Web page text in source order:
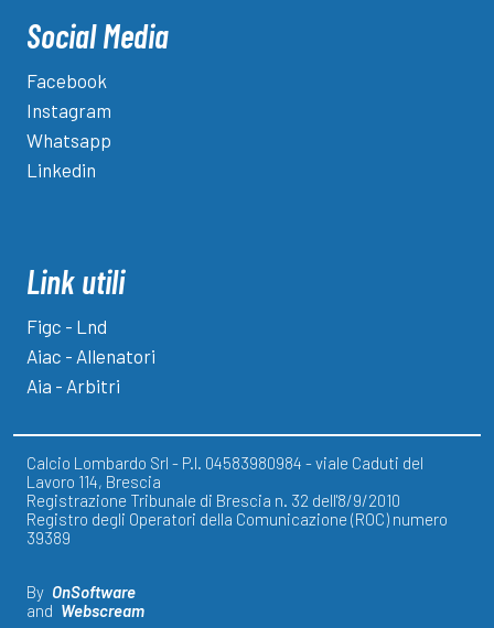
Social Media
Facebook
Instagram
Whatsapp
Linkedin
Link utili
Figc - Lnd
Aiac - Allenatori
Aia - Arbitri
Calcio Lombardo Srl - P.I. 04583980984 - viale Caduti del
Lavoro 114, Brescia
Registrazione Tribunale di Brescia n. 32 dell'8/9/2010
Registro degli Operatori della Comunicazione (ROC) numero
39389
By OnSoftware
and Webscream